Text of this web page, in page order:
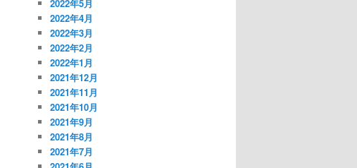
2022年5月
2022年4月
2022年3月
2022年2月
2022年1月
2021年12月
2021年11月
2021年10月
2021年9月
2021年8月
2021年7月